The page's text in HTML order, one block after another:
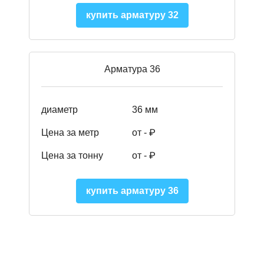
купить арматуру 32
Арматура 36
диаметр 36 мм
Цена за метр от - ₽
Цена за тонну от - ₽
купить арматуру 36